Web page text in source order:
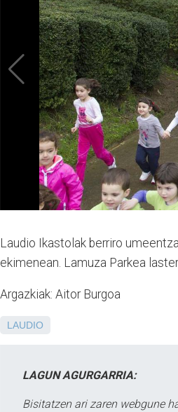
Laudio Ikastolak berriro
ekimenean. Lamuza Parkea
Argazkiak: Aitor Burgoa
LAUDIO
LAGUN AGURGARRIA:
Bisitatzen ari zaren webgune